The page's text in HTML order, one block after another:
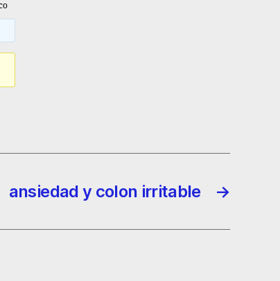
→
ansiedad y colon irritable